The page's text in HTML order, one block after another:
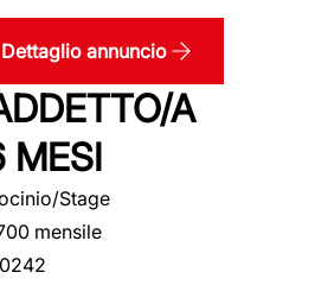
Dettaglio annuncio
A
MESI
Stage
mensile